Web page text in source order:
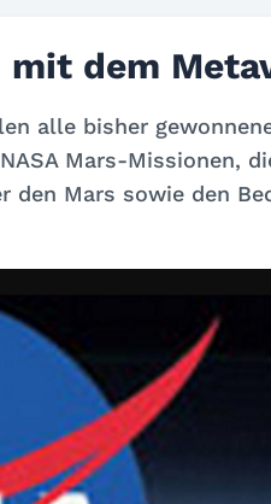
dem
alle bisher
Mars-Missionen,
den Mars sowie den